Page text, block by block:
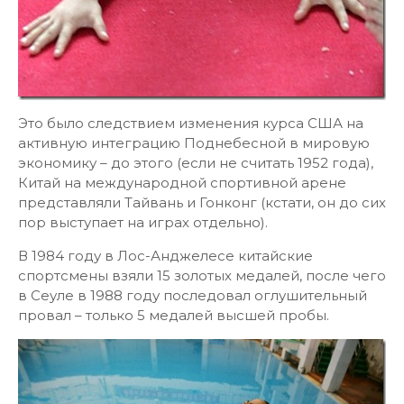
Это было следствием изменения курса США на
активную интеграцию Поднебесной в мировую
экономику – до этого (если не считать 1952 года),
Китай на международной спортивной арене
представляли Тайвань и Гонконг (кстати, он до сих
пор выступает на играх отдельно).
В 1984 году в Лос-Анджелесе китайские
спортсмены взяли 15 золотых медалей, после чего
в Сеуле в 1988 году последовал оглушительный
провал – только 5 медалей высшей пробы.